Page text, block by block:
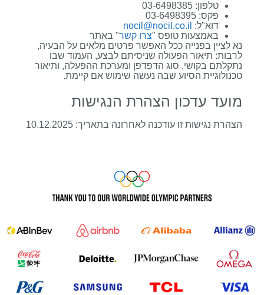
טלפון: 03-6498385
פקס: 03-6498395
דוא"ל: nocil@nocil.co.il
באמצעות טופס "צרו קשר" באתר
נא לציין בפנייה ככל האפשר פרטים מלאים על הבעיה,
לרבות: תיאור הפעולה שניסיתם לבצע, העמוד שבו
נתקלתם בקושי, סוג הדפדפן ומערכת ההפעלה, ותיאור
טכנולוגיית הסיוע שבה נעשה שימוש אם קיימת.
מועד עדכון הצהרת הנגישות
הצהרת נגישות זו עודכנה לאחרונה בתאריך: 10.12.2025